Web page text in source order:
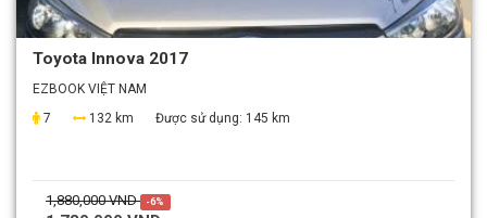
Toyota Innova 2017
EZBOOK VIỆT NAM
7
132 km Được sử dụng: 145 km
1,880,000 VND -6%